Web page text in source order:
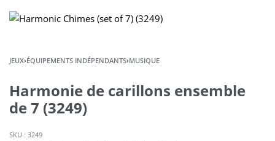
JEUX›ÉQUIPEMENTS INDÉPENDANTS›MUSIQUE
Harmonie de carillons ensemble
de 7 (3249)
SKU : 3249